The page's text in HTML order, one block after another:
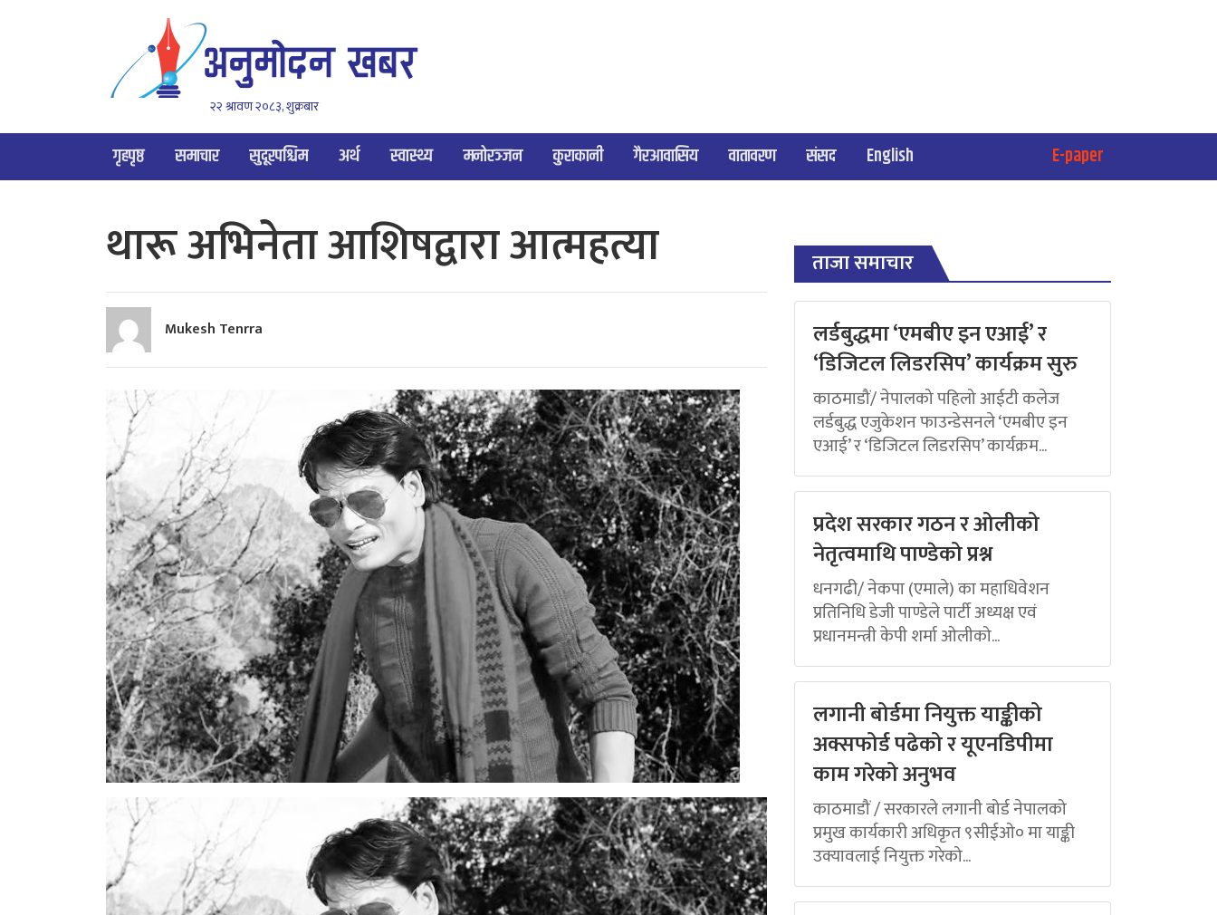
२२ श्रावण २०८३, शुक्रबार
गृहपृष्ठ समाचार सुदूरपश्चिम अर्थ स्वास्थ्य मनोरञ्जन कुराकानी गैरआवासिय वातावरण संसद English E-paper
थारू अभिनेता आशिषद्वारा आत्महत्या
Mukesh Tenrra
ताजा समाचार
लर्डबुद्धमा ‘एमबीए इन एआई’ र
‘डिजिटल लिडरसिप’ कार्यक्रम सुरु
काठमाडौं/ नेपालको पहिलो आईटी कलेज
लर्डबुद्ध एजुकेशन फाउन्डेसनले ‘एमबीए इन
एआई’ र ‘डिजिटल लिडरसिप’ कार्यक्रम...
प्रदेश सरकार गठन र ओलीको
नेतृत्वमाथि पाण्डेको प्रश्न
धनगढी/ नेकपा (एमाले) का महाधिवेशन
प्रतिनिधि डेजी पाण्डेले पार्टी अध्यक्ष एवं
प्रधानमन्त्री केपी शर्मा ओलीको...
लगानी बोर्डमा नियुक्त याङ्कीको
अक्सफोर्ड पढेको र यूएनडिपीमा
काम गरेको अनुभव
काठमाडौं / सरकारले लगानी बोर्ड नेपालको
प्रमुख कार्यकारी अधिकृत ९सीईओ० मा याङ्की
उक्यावलाई नियुक्त गरेको...